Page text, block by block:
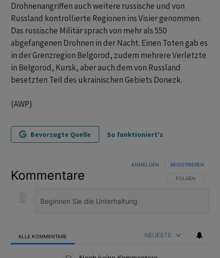
Drohnenangriffen auch weitere russische und von
Russland kontrollierte Regionen ins Visier genommen.
Das russische Militär sprach von mehr als 550
abgefangenen Drohnen in der Nacht. Einen Toten gab es
in der Grenzregion Belgorod, zudem mehrere Verletzte
in Belgorod, Kursk, aber auch dem von Russland
besetzten Teil des ukrainischen Gebiets Donezk.
(AWP)
Bevorzugte Quelle So funktioniert's
Kommentare FOLGE DIESER
FOLGEN
ANMELDEN REGISTRIEREN
ALLE KOMMENTARE NEUESTE